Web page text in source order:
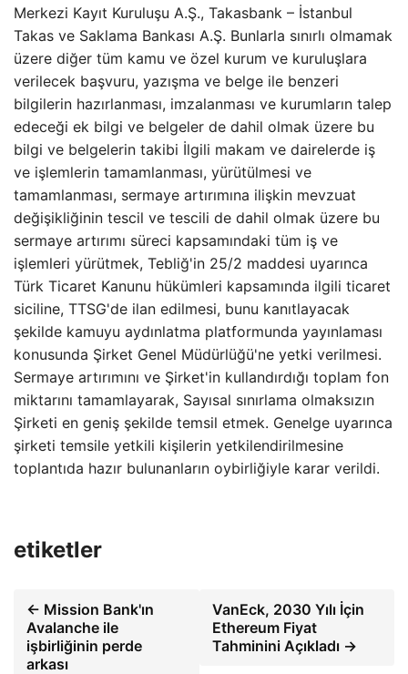
Merkezi Kayıt Kuruluşu A.Ş., Takasbank – İstanbul
Takas ve Saklama Bankası A.Ş. Bunlarla sınırlı olmamak
üzere diğer tüm kamu ve özel kurum ve kuruluşlara
verilecek başvuru, yazışma ve belge ile benzeri
bilgilerin hazırlanması, imzalanması ve kurumların talep
edeceği ek bilgi ve belgeler de dahil olmak üzere bu
bilgi ve belgelerin takibi İlgili makam ve dairelerde iş
ve işlemlerin tamamlanması, yürütülmesi ve
tamamlanması, sermaye artırımına ilişkin mevzuat
değişikliğinin tescil ve tescili de dahil olmak üzere bu
sermaye artırımı süreci kapsamındaki tüm iş ve
işlemleri yürütmek, Tebliğ'in 25/2 maddesi uyarınca
Türk Ticaret Kanunu hükümleri kapsamında ilgili ticaret
siciline, TTSG'de ilan edilmesi, bunu kanıtlayacak
şekilde kamuyu aydınlatma platformunda yayınlaması
konusunda Şirket Genel Müdürlüğü'ne yetki verilmesi.
Sermaye artırımını ve Şirket'in kullandırdığı toplam fon
miktarını tamamlayarak, Sayısal sınırlama olmaksızın
Şirketi en geniş şekilde temsil etmek. Genelge uyarınca
şirketi temsile yetkili kişilerin yetkilendirilmesine
toplantıda hazır bulunanların oybirliğiyle karar verildi.
etiketler
← Mission Bank'ın
Avalanche ile
işbirliğinin perde
arkası
VanEck, 2030 Yılı İçin
Ethereum Fiyat
Tahminini Açıkladı →